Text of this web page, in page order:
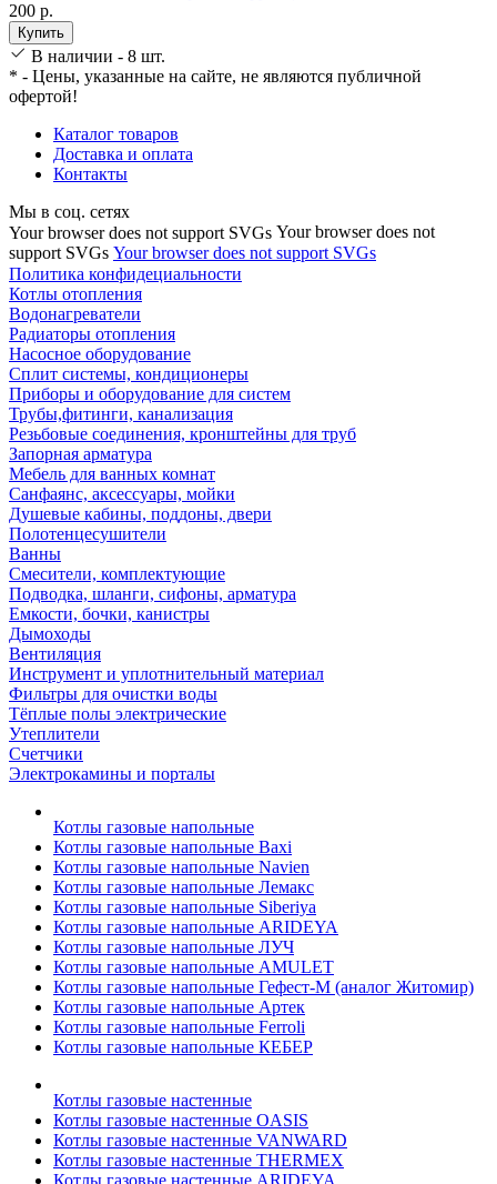
200 р.
Купить
В наличии - 8 шт.
* - Цены, указанные на сайте, не являются публичной
офертой!
Каталог товаров
Доставка и оплата
Контакты
Мы в соц. сетях
Your browser does not support SVGs Your browser does not
support SVGs Your browser does not support SVGs
Политика конфидециальности
Котлы отопления
Водонагреватели
Радиаторы отопления
Насосное оборудование
Сплит системы, кондиционеры
Приборы и оборудование для систем
Трубы,фитинги, канализация
Резьбовые соединения, кронштейны для труб
Запорная арматура
Мебель для ванных комнат
Санфаянс, аксессуары, мойки
Душевые кабины, поддоны, двери
Полотенцесушители
Ванны
Смесители, комплектующие
Подводка, шланги, сифоны, арматура
Емкости, бочки, канистры
Дымоходы
Вентиляция
Инструмент и уплотнительный материал
Фильтры для очистки воды
Тёплые полы электрические
Утеплители
Счетчики
Электрокамины и порталы
Котлы газовые напольные
Котлы газовые напольные Baxi
Котлы газовые напольные Navien
Котлы газовые напольные Лемакс
Котлы газовые напольные Siberiya
Котлы газовые напольные ARIDEYA
Котлы газовые напольные ЛУЧ
Котлы газовые напольные AMULET
Котлы газовые напольные Гефест-М (аналог Житомир)
Котлы газовые напольные Артек
Котлы газовые напольные Ferroli
Котлы газовые напольные КЕБЕР
Котлы газовые настенные
Котлы газовые настенные OASIS
Котлы газовые настенные VANWARD
Котлы газовые настенные THERMEX
Котлы газовые настенные ARIDEYA